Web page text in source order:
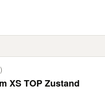
XS TOP Zustand